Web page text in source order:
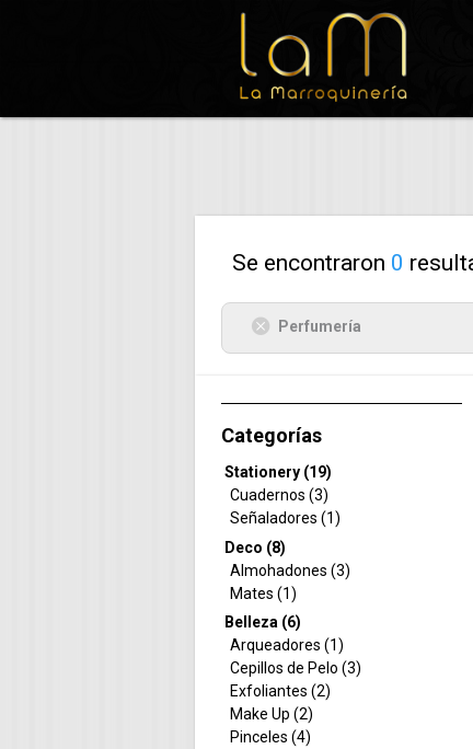
Se encontraron 0
Perfumería
Categorías
Stationery (19)
Cuadernos (3)
Señaladores (1)
Deco (8)
Almohadones (3)
Mates (1)
Belleza (6)
Arqueadores (1)
Cepillos de Pelo (3)
Exfoliantes (2)
Make Up (2)
Pinceles (4)